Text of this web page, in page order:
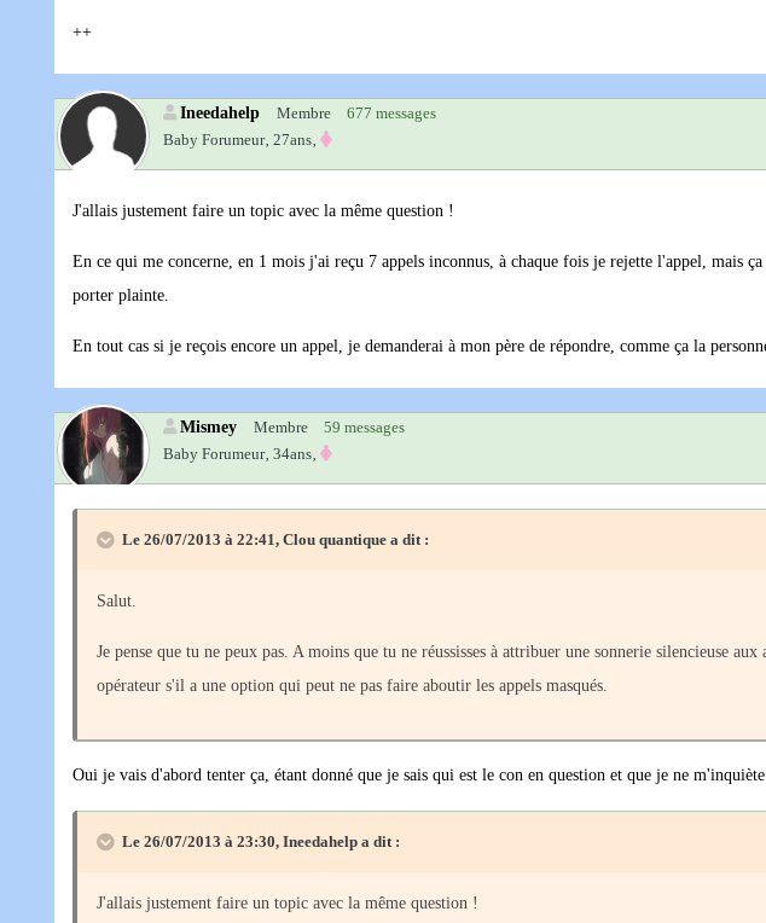
++
Ineedahelp Membre
677 messages
Baby Forumeur‚ 27ans‚
J'allais justement faire un topic avec la même question !
En ce qui me concerne, en 1 mois j'ai reçu 7 appels inconnus, à chaque fois je rejette l'appel, mais
porter plainte.
En tout cas si je reçois encore un appel, je demanderai à mon père de répondre, comme ça la
Mismey Membre 59 messages
Baby Forumeur‚ 34ans‚
Le 26/07/2013 à 22:41, Clou quantique a dit :
Salut.
Je pense que tu ne peux pas. A moins que tu ne réussisses à attribuer une sonnerie silencieuse
opérateur s'il a une option qui peut ne pas faire aboutir les appels masqués.
Oui je vais d'abord tenter ça, étant donné que je sais qui est le con en question et que je ne
Le 26/07/2013 à 23:30, Ineedahelp a dit :
J'allais justement faire un topic avec la même question !